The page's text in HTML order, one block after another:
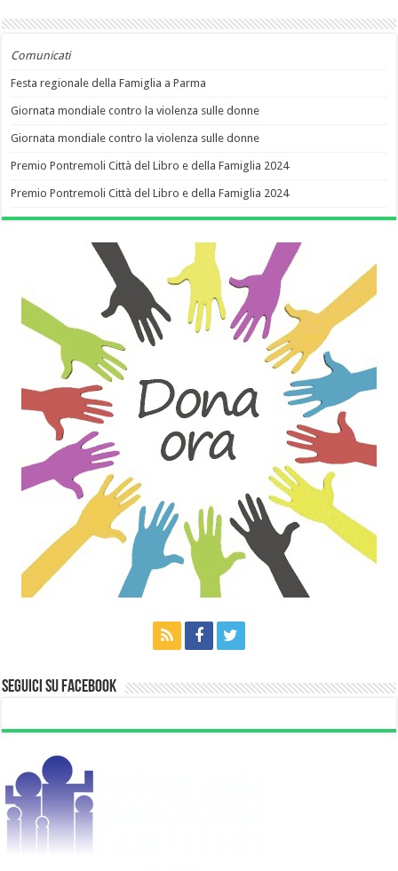
Comunicati
Festa regionale della Famiglia a Parma
Giornata mondiale contro la violenza sulle donne
Giornata mondiale contro la violenza sulle donne
Premio Pontremoli Città del Libro e della Famiglia 2024
Premio Pontremoli Città del Libro e della Famiglia 2024
Seguici su Facebook